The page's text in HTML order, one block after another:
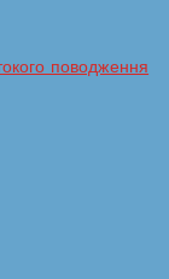
поводження